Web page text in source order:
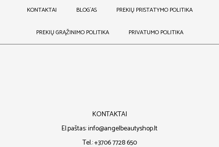
KONTAKTAI BLOG`AS PREKIŲ PRISTATYMO POLITIKA
PREKIŲ GRĄŽINIMO POLITIKA PRIVATUMO POLITIKA
KONTAKTAI
El.paštas: info@angelbeautyshop.lt
Tel.: +3706 7728 650